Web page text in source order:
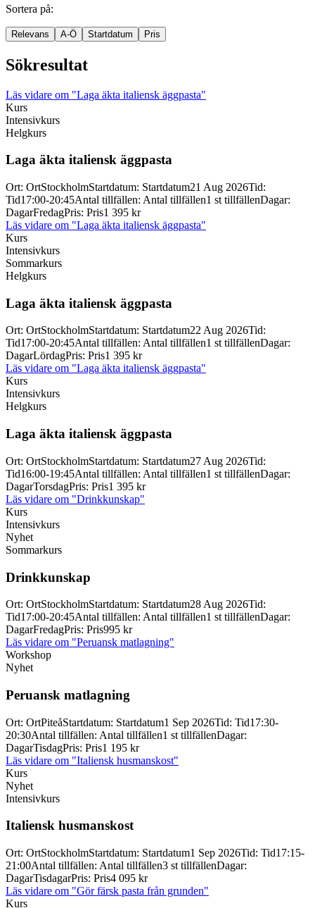
Sortera på:
Relevans A-Ö Startdatum Pris
Sökresultat
Läs vidare om "Laga äkta italiensk äggpasta"
Kurs
Intensivkurs
Helgkurs
Laga äkta italiensk äggpasta
Ort: OrtStockholmStartdatum: Startdatum21 Aug 2026Tid:
Tid17:00-20:45Antal tillfällen: Antal tillfällen1 st tillfällenDagar:
DagarFredagPris: Pris1 395 kr
Läs vidare om "Laga äkta italiensk äggpasta"
Kurs
Intensivkurs
Sommarkurs
Helgkurs
Laga äkta italiensk äggpasta
Ort: OrtStockholmStartdatum: Startdatum22 Aug 2026Tid:
Tid17:00-20:45Antal tillfällen: Antal tillfällen1 st tillfällenDagar:
DagarLördagPris: Pris1 395 kr
Läs vidare om "Laga äkta italiensk äggpasta"
Kurs
Intensivkurs
Helgkurs
Laga äkta italiensk äggpasta
Ort: OrtStockholmStartdatum: Startdatum27 Aug 2026Tid:
Tid16:00-19:45Antal tillfällen: Antal tillfällen1 st tillfällenDagar:
DagarTorsdagPris: Pris1 395 kr
Läs vidare om "Drinkkunskap"
Kurs
Intensivkurs
Nyhet
Sommarkurs
Drinkkunskap
Ort: OrtStockholmStartdatum: Startdatum28 Aug 2026Tid:
Tid17:00-20:45Antal tillfällen: Antal tillfällen1 st tillfällenDagar:
DagarFredagPris: Pris995 kr
Läs vidare om "Peruansk matlagning"
Workshop
Nyhet
Peruansk matlagning
Ort: OrtPiteåStartdatum: Startdatum1 Sep 2026Tid: Tid17:30-
20:30Antal tillfällen: Antal tillfällen1 st tillfällenDagar:
DagarTisdagPris: Pris1 195 kr
Läs vidare om "Italiensk husmanskost"
Kurs
Nyhet
Intensivkurs
Italiensk husmanskost
Ort: OrtStockholmStartdatum: Startdatum1 Sep 2026Tid: Tid17:15-
21:00Antal tillfällen: Antal tillfällen3 st tillfällenDagar:
DagarTisdagarPris: Pris4 095 kr
Läs vidare om "Gör färsk pasta från grunden"
Kurs